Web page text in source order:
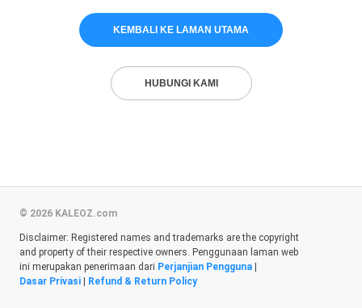
KEMBALI KE LAMAN UTAMA
HUBUNGI KAMI
© 2026 KALEOZ.com
Disclaimer: Registered names and trademarks are the copyright
and property of their respective owners. Penggunaan laman web
ini merupakan penerimaan dari Perjanjian Pengguna
Dasar Privasi
Refund & Return Policy